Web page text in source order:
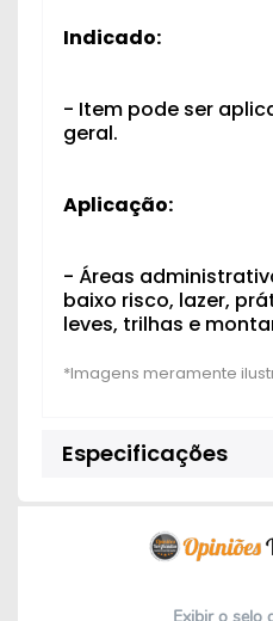
Indicado:
- Item pode ser
geral.
Aplicação:
- Áreas
baixo risco, lazer,
leves, trilhas e
Especificações